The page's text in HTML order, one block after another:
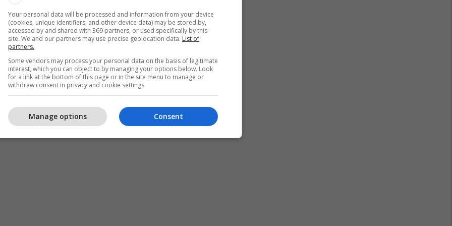
do të intervenojnë në fshatrat Talinoc i Jerlive,
Prelez i Muhaxherëve, Surqinë, Cërnillë,
Mirosalë, Tërrn, Bablak, Zllatar, Dardani, Slivovë,
Dremjak dhe Kosinë.
ditur se në rast të kushteve të pafavorshme
shiu apo erëra të forta, punimet do të shtyhen
me mot të përshtatshëm dhe do të vazhdojnë
/Telegrafi/
Your personal data will be processed and information from your device
(cookies, unique identifiers, and other device data) may be stored by,
accessed by and shared with 369 partners, or used specifically by this
site. We and our partners may use precise geolocation data. List of
partners.
Some vendors may process your personal data on the basis of legitimate
interest, which you can object to by managing your options below. Look
for a link at the bottom of this page or in the site menu to manage or
withdraw consent in privacy and cookie settings.
Consent
Manage options